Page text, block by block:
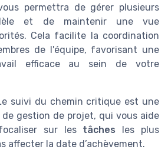
permettra de gérer plusieurs
et de maintenir une vue
Cela facilite la coordination
de l'équipe, favorisant une
efficace au sein de votre
suivi du chemin critique est une
gestion de projet, qui vous aide
sur les tâches les plus
affecter la date d’achèvement.